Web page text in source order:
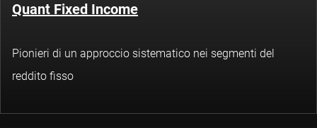
Quant Fixed Income
Pionieri di un approccio sistematico nei segmenti del
reddito fisso